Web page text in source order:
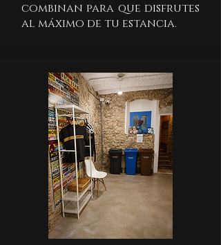
combinan para que disfrutes
al máximo de tu estancia.